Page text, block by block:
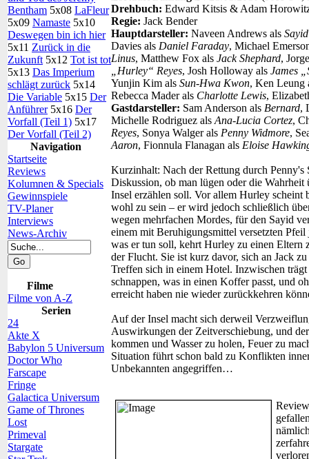
Bentham 5x08 LaFleur
5x09 Namaste 5x10
Deswegen bin ich hier
5x11 Zurück in die
Zukunft 5x12 Tot ist tot
5x13 Das Imperium
schlägt zurück 5x14
Die Variable 5x15 Der
Anführer5x16 Der
Vorfall (Teil 1) 5x17
Der Vorfall (Teil 2)
Navigation
Startseite
Reviews
Kolumnen & Specials
Gewinnspiele
TV-Planer
Interviews
News-Archiv
Filme
Filme von A-Z
Serien
24
Akte X
Babylon 5 Universum
Doctor Who
Farscape
Fringe
Galactica Universum
Game of Thrones
Lost
Primeval
Stargate
Drehbuch: Edward Kitsis & Adam
Regie: Jack Bender
Hauptdarsteller: Naveen Andrews als
Davies als Daniel Faraday, Michael
Linus, Matthew Fox als Jack Shephard,
„Hurley“ Reyes, Josh Holloway als James
Yunjin Kim als Sun-Hwa Kwon, Ken Leung
Rebecca Mader als Charlotte Lewis,
Gastdarsteller: Sam Anderson als Bernard,
Michelle Rodriguez als Ana-Lucia Cortez,
Reyes, Sonya Walger als Penny Widmore,
Aaron, Fionnula Flanagan als Eloise
Kurzinhalt: Nach der Rettung durch
Diskussion, ob man lügen oder die
Insel erzählen soll. Vor allem Hurley scheint
wohl zu sein – er wird jedoch schließlich
wegen mehrfachen Mordes, für den Sayid
einem mit Beruhigungsmittel versetzten
was er tun soll, kehrt Hurley zu einen Eltern
der Flucht. Sie ist kurz davor, sich an Jack
Treffen sich in einem Hotel. Inzwischen
schnappen, was in einen Koffer passt, und
erreicht haben nie wieder zurückkehren
Auf der Insel macht sich derweil
Auswirkungen der Zeitverschiebung, und
kommen und Wasser zu holen, Feuer zu
Situation führt schon bald zu Konflikten
Unbekannten angegriffen…